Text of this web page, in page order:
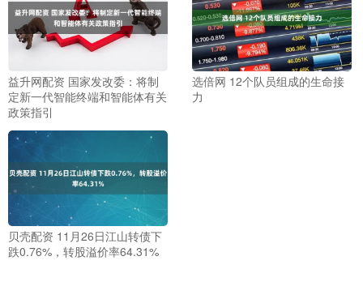
益升网配资 国家发改委：将制
定新一代智能终端和智能体有关
政策指引
选倍网 12个队员组成的生命接
力
贝壳配资 11月26日江山转债下
跌0.76%，转股溢价率64.31%